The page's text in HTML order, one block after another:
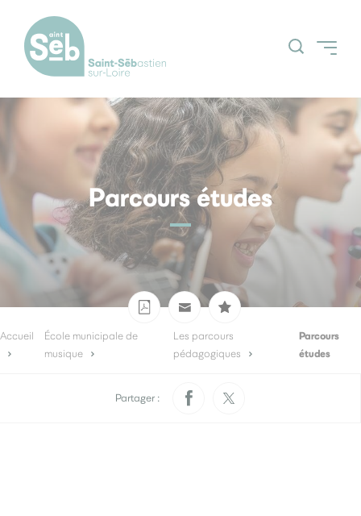
Accueil
Agenda
Billetterie
Parcours études
Accueil
École municipale de
musique
Les parcours
pédagogiques
Parcours
études
Partager :